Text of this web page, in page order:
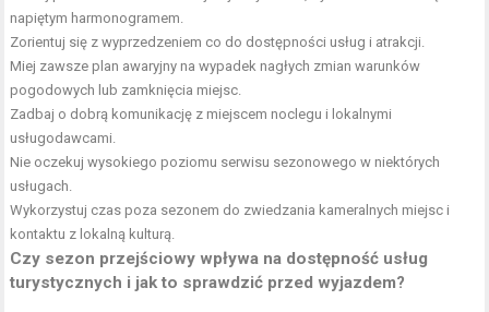
napiętym harmonogramem.
Zorientuj się z wyprzedzeniem co do dostępności usług i atrakcji.
Miej zawsze plan awaryjny na wypadek nagłych zmian warunków
pogodowych lub zamknięcia miejsc.
Zadbaj o dobrą komunikację z miejscem noclegu i lokalnymi
usługodawcami.
Nie oczekuj wysokiego poziomu serwisu sezonowego w niektórych
usługach.
Wykorzystuj czas poza sezonem do zwiedzania kameralnych miejsc i
kontaktu z lokalną kulturą.
Czy sezon przejściowy wpływa na dostępność usług
turystycznych i jak to sprawdzić przed wyjazdem?